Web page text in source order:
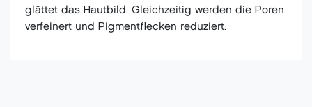
glättet das Hautbild. Gleichzeitig werden die Poren
verfeinert und Pigmentflecken reduziert.